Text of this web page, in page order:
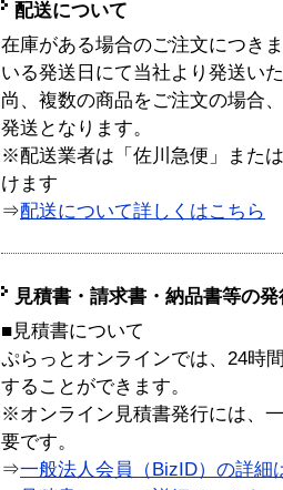
配送について
在庫がある場合のご注文につき
いる発送日にて当社より発送い
尚、複数の商品をご注文の場合
発送となります。
※配送業者は「佐川急便」また
けます
⇒配送について詳しくはこちら
見積書・請求書・納品書等の
■見積書について
ぷらっとオンラインでは、24時
することができます。
※オンライン見積書発行には、
要です。
⇒一般法人会員（BizID）の詳細